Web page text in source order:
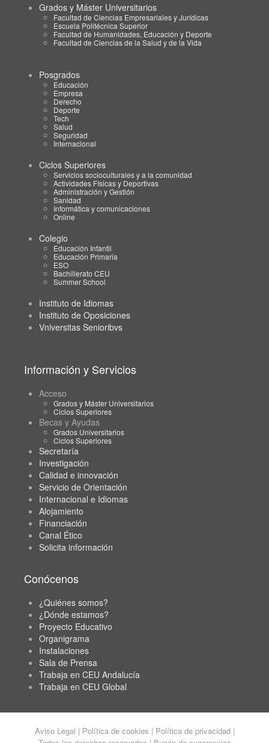
Grados y Máster Universitarios
Facultad de Ciencias Empresariales y Jurídicas
Escuela Politécnica Superior
Facultad de Humanidades, Educación y Deporte
Facultad de Ciencias de la Salud y de la Vida
Posgrados
Educación
Empresa
Derecho
Deporte
Tech
Salud
Seguridad
Internacional
Ciclos Superiores
Servicios socioculturales y a la comunidad
Actividades Físicas y Deportivas
Administración y Gestión
Sanidad
Informática y comunicaciones
Online
Colegio
Educación Infantil
Educación Primaria
ESO
Bachillerato CEU
Summer School
Instituto de Idiomas
Instituto de Oposiciones
Vniversitas Senioribvs
Información y Servicios
Acceso
Grados y Máster Universitarios
Ciclos Superiores
Becas y Ayudas
Grados Universitarios
Ciclos Superiores
Secretaría
Investigación
Calidad e innovación
Servicio de Orientación
Internacional e Idiomas
Alojamiento
Financiación
Canal Ético
Solicita información
Conócenos
¿Quiénes somos?
¿Dónde estamos?
Proyecto Educativo
Organigrama
Instalaciones
Sala de Prensa
Trabaja en CEU Andalucía
Trabaja en CEU Global
Aviso Legal | Política de cookies | Política de privacidad|